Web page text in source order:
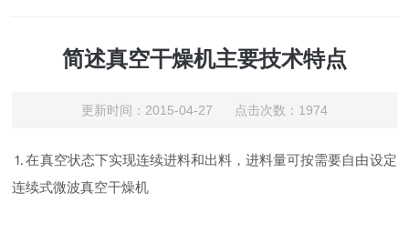
简述真空干燥机主要技术特点
更新时间：2015-04-27 点击次数：1974
⒈在真空状态下实现连续进料和出料，进料量可按需要自由设定
连续式微波真空干燥机